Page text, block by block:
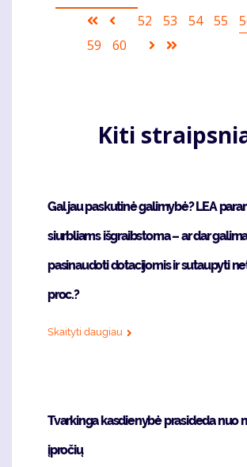
Pagination
First
page
Ankstesnis
puslapis
Puslapis
52 Puslapis
53 Puslapis
54 55
Puslapis
59 Puslapis
60
Sekantis
Kiti
Gal jau paskutinė galimybė? LEA
siurbliams išgraibstoma – ar dar
pasinaudoti dotacijomis ir sutaupyti
proc.?
Skaityti daugiau
Tvarkinga kasdienybė prasideda nuo
įpročių